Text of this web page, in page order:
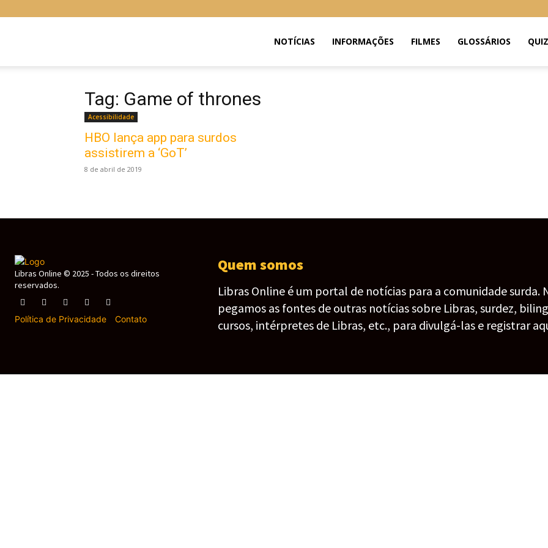
NOTÍCIAS INFORMAÇÕES FILMES GLOSSÁRIOS QUIZ
Tag: Game of thrones
Acessibilidade
HBO lança app para surdos
assistirem a ‘GoT’
8 de abril de 2019
Libras Online © 2025 - Todos os direitos
reservados.
Política de Privacidade Contato
Quem somos
Libras Online é um portal de notícias para a comunidade surda.
pegamos as fontes de outras notícias sobre Libras, surdez,
cursos, intérpretes de Libras, etc., para divulgá-las e registrar